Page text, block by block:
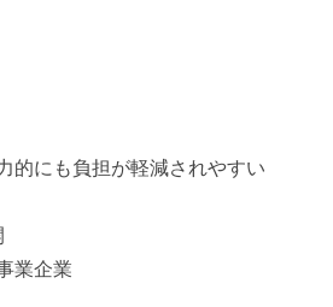
的にも負担が軽減されやすい
業企業